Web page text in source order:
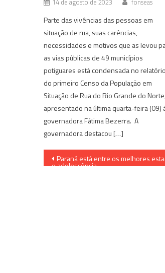
14 de agosto de 2023 fonseas
Parte das vivências das pessoas em
situação de rua, suas carências,
necessidades e motivos que as levou
as vias públicas de 49 municípios
potiguares está condensada no relatório
do primeiro Censo da População em
Situação de Rua do Rio Grande do
apresentado na última quarta-feira (09)
governadora Fátima Bezerra. A
governadora destacou […]
Navegação
Paraná está entre os melhores
e adolescência